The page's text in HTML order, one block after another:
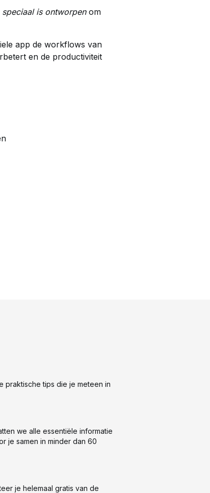
speciaal is ontworpenom
app de workflows van
en de productiviteit
praktische tips die je meteen in
we alle essentiële informatie
je samen in minder dan 60
je helemaal gratis van de